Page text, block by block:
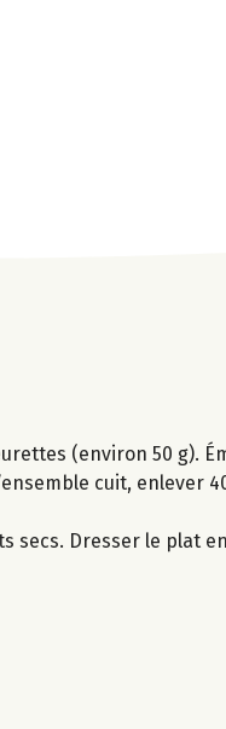
(environ 50 g).
cuit, enlever
secs. Dresser le plat